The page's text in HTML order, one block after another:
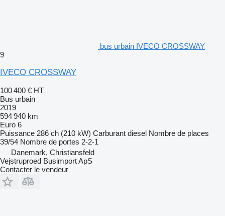
bus urbain IVECO CROSSWAY
9
IVECO CROSSWAY
100 400 € HT
Bus urbain
2019
594 940 km
Euro 6
Puissance 286 ch (210 kW) Carburant diesel Nombre de places
39/54 Nombre de portes 2-2-1
Danemark, Christiansfeld
Vejstruproed Busimport ApS
Contacter le vendeur